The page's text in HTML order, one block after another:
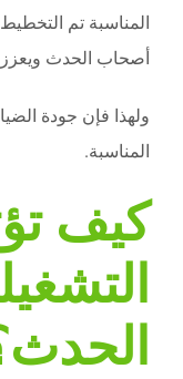
المناسبة تم
أصحاب الحدث
ولهذا فإن جودة
المناسبة.
كيف